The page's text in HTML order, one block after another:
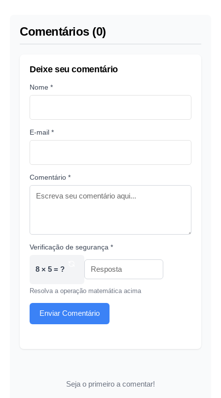
Comentários (0)
Deixe seu comentário
Nome *
E-mail *
Comentário *
Verificação de segurança *
8 × 5 = ?
Resolva a operação matemática acima
Enviar Comentário
Seja o primeiro a comentar!